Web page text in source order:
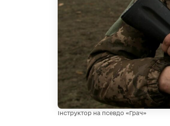
Інструктор на псевдо «Грач»